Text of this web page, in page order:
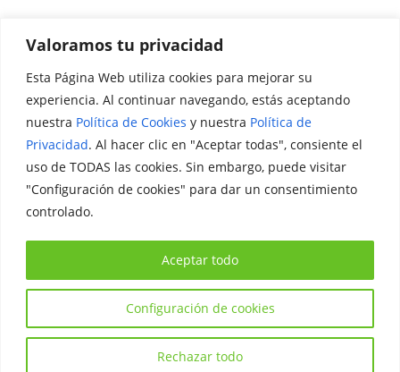
Valoramos tu privacidad
Esta Página Web utiliza cookies para mejorar su
experiencia. Al continuar navegando, estás aceptando
nuestra Política de Cookies y nuestra Política de
Privacidad. Al hacer clic en "Aceptar todas", consiente el
uso de TODAS las cookies. Sin embargo, puede visitar
"Configuración de cookies" para dar un consentimiento
controlado.
Configuración de cookies
Rechazar todo
Aceptar todo
Promociónate
Legal
Aviso Legal
Política de Privacidad
Política de Cookies
Copyright © 2026Iniciativa Internacional Joven
derechos reservados.
por ThemeGrill. Funciona con